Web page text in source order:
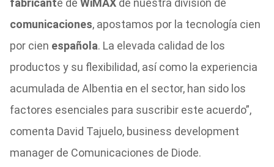
fabricante de WiMAXde nuestra división de
comunicaciones, apostamos por la tecnología cien
por cien española. La elevada calidad de los
productos y su flexibilidad, así como la experiencia
acumulada de Albentia en el sector, han sido los
factores esenciales para suscribir este acuerdo”,
comenta David Tajuelo, business development
manager de Comunicaciones de Diode.